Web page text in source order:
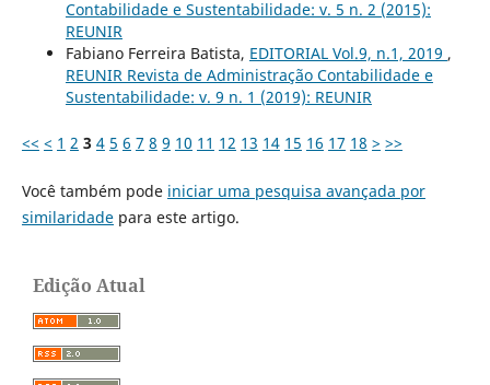
Contabilidade e Sustentabilidade: v. 5 n. 2 (2015):
REUNIR
Fabiano Ferreira Batista, EDITORIAL Vol.9, n.1, 2019 ,
REUNIR Revista de Administração Contabilidade e
Sustentabilidade: v. 9 n. 1 (2019): REUNIR
<< < 1 2 3 4 5 6 7 8 9 10 11 12 13 14 15 16 17 18 > >>
Você também pode iniciar uma pesquisa avançada por
similaridadepara este artigo.
Edição Atual